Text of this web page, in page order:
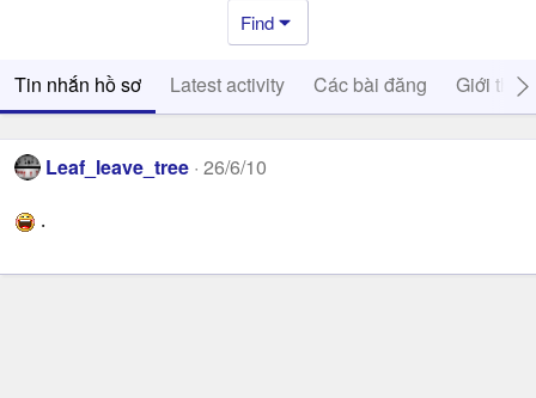
Find
Tin nhắn hồ sơ Latest activity Các bài đăng Giới thiệu
Leaf_leave_tree 26/6/10
.